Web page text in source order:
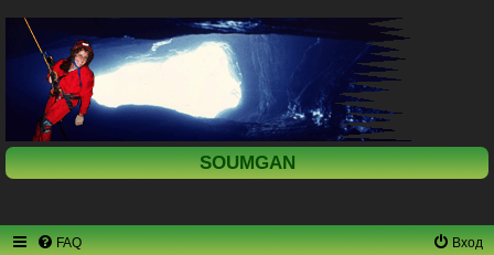
SOUMGAN
FAQ Вход